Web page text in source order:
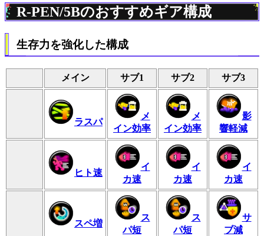
R-PEN/5Bのおすすめギア構成
生存力を強化した構成
メイン サブ1 サブ2 サブ3
ラスパ
メ
イン効率
メ
イン効率
影
響軽減
ヒト速
イ
カ速
イ
カ速
イ
カ速
スペ増
ス
パ短
ス
パ短
サ
ブ減